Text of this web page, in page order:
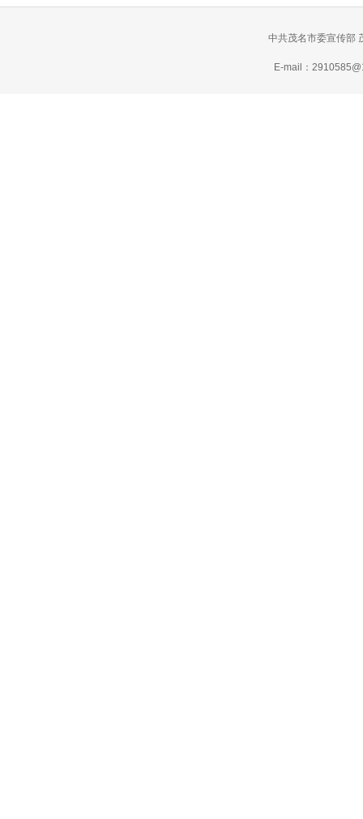
中共茂名市委宣传部
E-mail：